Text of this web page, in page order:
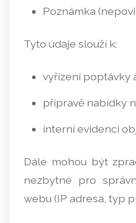
Poznámka
Tyto údaje slouží k:
vyřízení poptávky
přípravě nabídky
interní evidenci
Dále mohou být
nezbytné pro
webu (IP adresa, typ